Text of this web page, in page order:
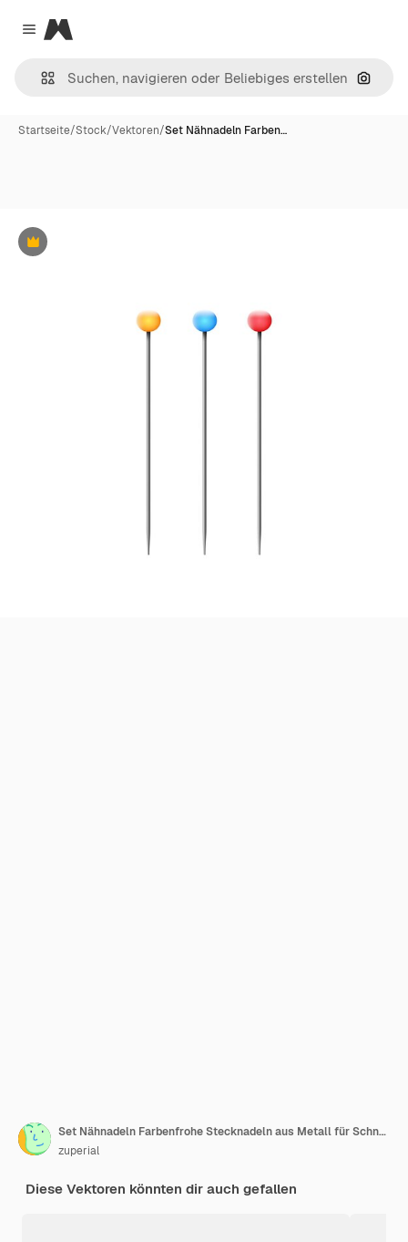
Close menu
Magnific
Nach
Startseite/Stock/Vektoren/Set Nähnadeln Farben…
Premium
Set Nähnadeln Farbenfrohe Stecknadeln aus Metall für Schneiderarbeiten und Schneiderei
zuperial
Diese Vektoren könnten dir auch gefallen